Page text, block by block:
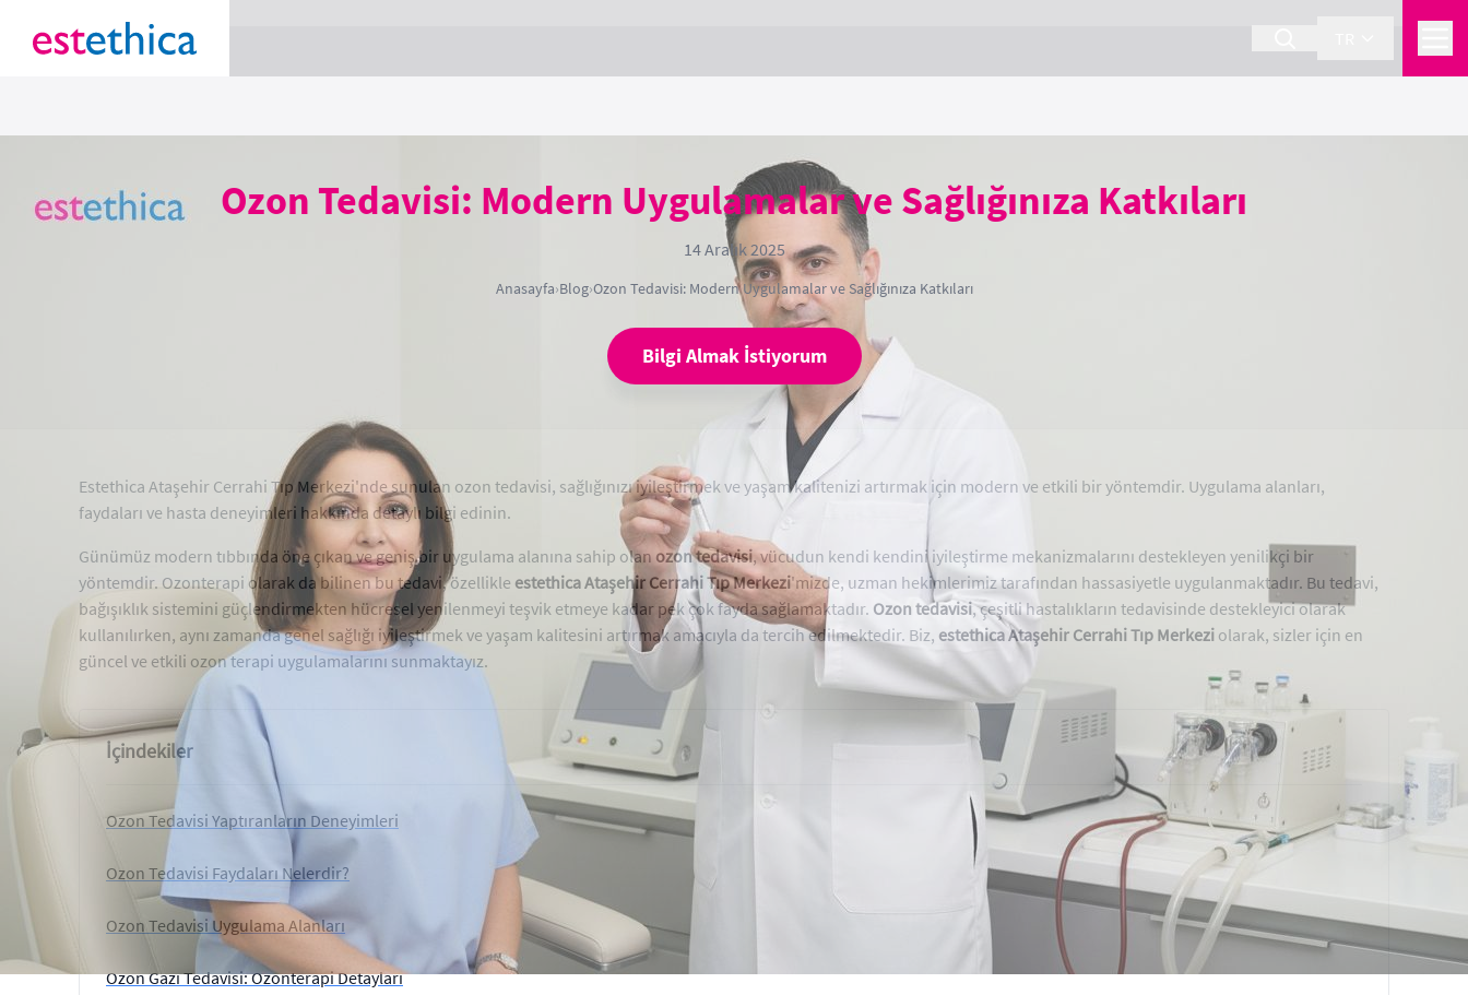
Ozon Tedavisi: Modern Uygulamalar ve Sağlığınıza Katkıları
14 Aralık 2025
Anasayfa›Blog›Ozon Tedavisi: Modern Uygulamalar ve Sağlığınıza Katkıları
Bilgi Almak İstiyorum
Estethica Ataşehir Cerrahi Tıp Merkezi'nde sunulan ozon tedavisi, sağlığınızı iyileştirmek ve yaşam kalitenizi artırmak için modern ve etkili bir yöntemdir. Uygulama alanları,
faydaları ve hasta deneyimleri hakkında detaylı bilgi edinin.
Günümüz modern tıbbında öne çıkan ve geniş bir uygulama alanına sahip olan ozon tedavisi, vücudun kendi kendini iyileştirme mekanizmalarını destekleyen yenilikçi bir
yöntemdir. Ozonterapi olarak da bilinen bu tedavi, özellikle estethica Ataşehir Cerrahi Tıp Merkezi'mizde, uzman hekimlerimiz tarafından hassasiyetle uygulanmaktadır. Bu tedavi,
bağışıklık sistemini güçlendirmekten hücresel yenilenmeyi teşvik etmeye kadar pek çok fayda sağlamaktadır. Ozon tedavisi, çeşitli hastalıkların tedavisinde destekleyici olarak
kullanılırken, aynı zamanda genel sağlığı iyileştirmek ve yaşam kalitesini artırmak amacıyla da tercih edilmektedir. Biz, estethica Ataşehir Cerrahi Tıp Merkezi olarak, sizler için en
güncel ve etkili ozon terapi uygulamalarını sunmaktayız.
İçindekiler
Ozon Tedavisi Yaptıranların Deneyimleri
Ozon Tedavisi Faydaları Nelerdir?
Ozon Tedavisi Uygulama Alanları
Ozon Gazı Tedavisi: Ozonterapi Detayları